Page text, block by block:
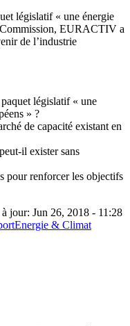
législatif « une énergie
EURACTIV a
de l’industrie
législatif « une
» ?
de capacité existant en
il exister sans
pour renforcer les objectifs
jour: Jun 26, 2018 - 11:28
Energie & Climat